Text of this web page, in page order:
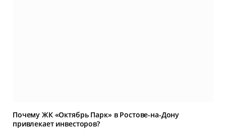
Почему ЖК «Октябрь Парк» в Ростове-на-Дону
привлекает инвесторов?